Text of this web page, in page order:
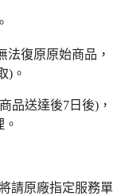
復原原始商品，
)。
送達後7日後)，
請原廠指定服務單